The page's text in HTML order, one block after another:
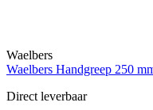
Waelbers
Waelbers Handgreep 250
Direct leverbaar